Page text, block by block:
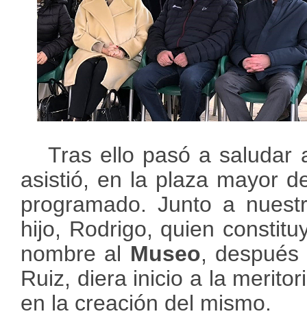
Tras ello pasó a saludar
asistió, en la plaza mayor
programado. Junto a
hijo, Rodrigo, quien
nombre al Museo,
Ruiz, diera inicio a la
en la creación del mismo.